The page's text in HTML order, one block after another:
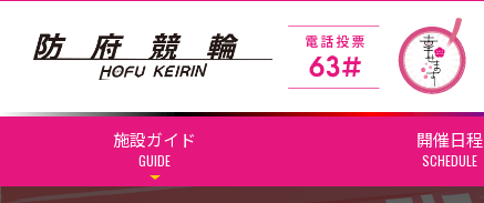
施設ガイド
GUIDE
開催日程
SCHEDULE